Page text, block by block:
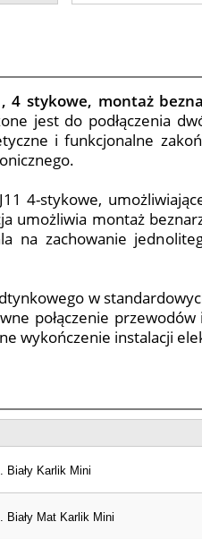
4 stykowe, montaż
jest do podłączenia
i funkcjonalne
4-stykowe,
umożliwia montaż
na zachowanie
w
połączenie
wykończenie instalacji
Biały Karlik Mini
Biały Mat Karlik Mini